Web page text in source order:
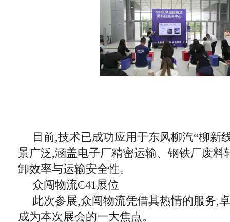
目前,技术已成功应用于东风柳汽“柳新
景广泛,涵盖电子厂精密运输、钢铁厂废料
卸效率与运输安全性。
众闯物流C41展位
此次参展,众闯物流凭借其热情的服务,
成为本次展会的一大焦点。